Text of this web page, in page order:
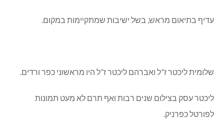
עדיף בתיאום מראש, בשל ישיבות שמתקיימות במקום.
שלומית ליכטר ז”ל ואברהם ליכטר ז”ל היו מראשוני כפר ורדים.
ליכטר עסק בצילום שנים רבות ואף תרם לא מעט תמונות
לפורטל כפרניק.